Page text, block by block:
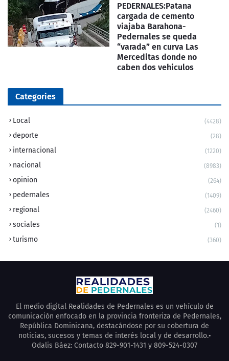
PEDERNALES:Patana
cargada de cemento
viajaba Barahona-
Pedernales se queda
“varada” en curva Las
Merceditas donde no
caben dos vehiculos
Categories
Local (4428)
deporte (28)
internacional (1220)
nacional (8983)
opinion (264)
pedernales (1409)
regional (2460)
sociales (1)
turismo (360)
El medio digital Realidades de Pedernales es un vehículo de
comunicación enfocado en la provincia fronteriza de Pedernales,
República Dominicana, destacándose por su cobertura de
noticias, sucesos y temas de interés local y de desarrollo.•
Odalis Báez: Contacto 829-901-1431 y 809-524-0307